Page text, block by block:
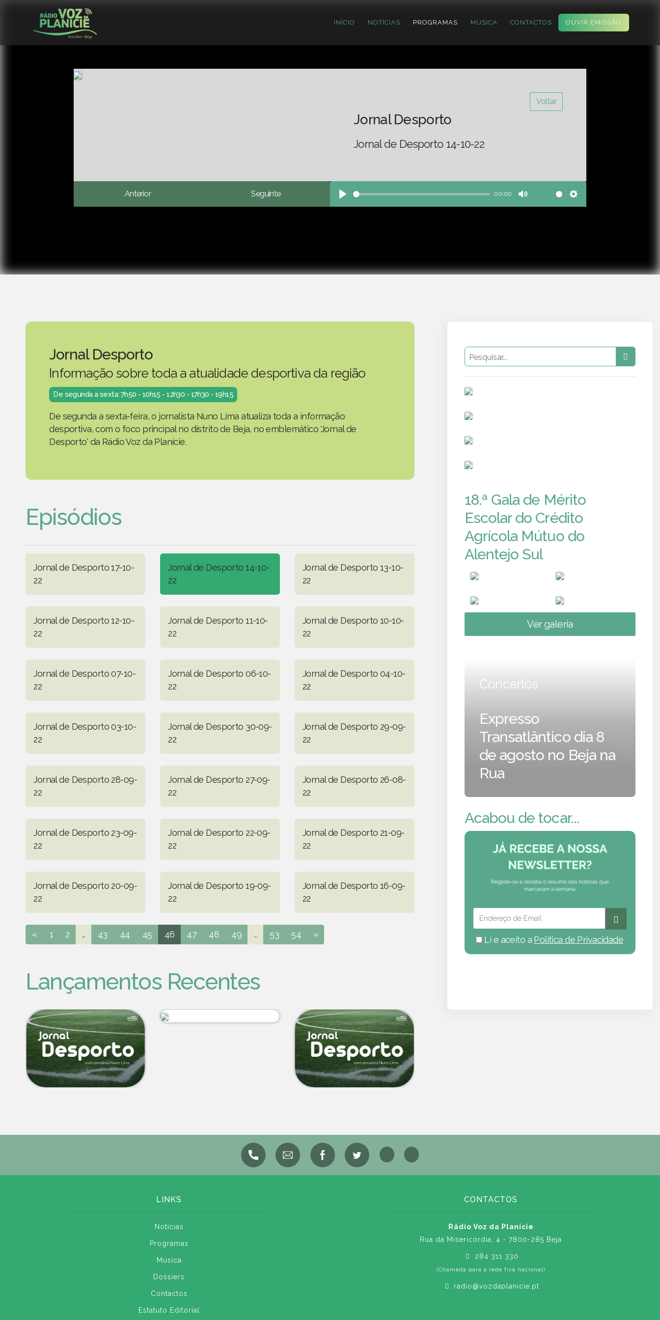
INÍCIO NOTÍCIAS PROGRAMAS MÚSICA CONTACTOS OUVIR EMISSÃO
Voltar
Jornal Desporto
Jornal de Desporto 14-10-22
Anterior Seguinte
Play
00:00
Mute Settings
Jornal Desporto
Informação sobre toda a atualidade desportiva da região
De segunda a sexta: 7h50 - 10h15 - 12h30 - 17h30 - 19h15
De segunda a sexta-feira, o jornalista Nuno Lima atualiza toda a informação
desportiva, com o foco principal no distrito de Beja, no emblemático 'Jornal de
Desporto' da Rádio Voz da Planície.
Episódios
Jornal de Desporto 17-10-
22
Jornal de Desporto 14-10-
22
Jornal de Desporto 13-10-
22
Jornal de Desporto 12-10-
22
Jornal de Desporto 11-10-
22
Jornal de Desporto 10-10-
22
Jornal de Desporto 07-10-
22
Jornal de Desporto 06-10-
22
Jornal de Desporto 04-10-
22
Jornal de Desporto 03-10-
22
Jornal de Desporto 30-09-
22
Jornal de Desporto 29-09-
22
Jornal de Desporto 28-09-
22
Jornal de Desporto 27-09-
22
Jornal de Desporto 26-08-
22
Jornal de Desporto 23-09-
22
Jornal de Desporto 22-09-
22
Jornal de Desporto 21-09-
22
Jornal de Desporto 20-09-
22
Jornal de Desporto 19-09-
22
Jornal de Desporto 16-09-
22
« 1 2 ... 43 44 45 46 47 48 49 ... 53 54 »
Lançamentos Recentes
18.ª Gala de Mérito
Escolar do Crédito
Agrícola Mútuo do
Alentejo Sul
Ver galeria
Concertos
Expresso
Transatlântico dia 8
de agosto no Beja na
Rua
Acabou de tocar...
Li e aceito a Política de Privacidade
LINKS
Notícias
Programas
Música
Dossiers
Contactos
Estatuto Editorial
CONTACTOS
Rádio Voz da Planície
Rua da Misericórdia, 4 - 7800-285 Beja
284 311 330
(Chamada para a rede fixa nacional)
radio@vozdaplanicie.pt